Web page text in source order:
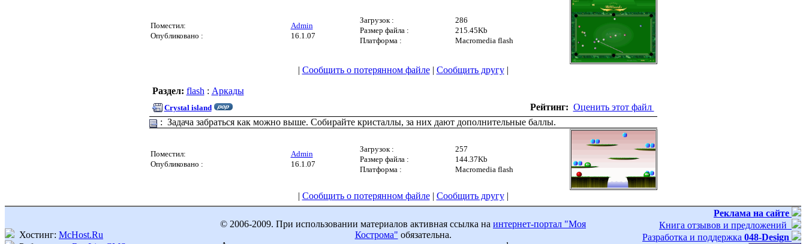
Поместил:
Admin
Опубликовано :
16.1.07
Загрузок :
286
Размер файла :
215.45Kb
Платформа :
Macromedia flash
| Сообщить о потерянном файле| Сообщить другу|
Раздел: flash : Аркады
Crystal island Рейтинг: Оценить этот файл
: Задача забраться как можно выше. Собирайте кристаллы, за них дают дополнительные баллы.
Поместил:
Admin
Опубликовано :
16.1.07
Загрузок :
257
Размер файла :
144.37Kb
Платформа :
Macromedia flash
| Сообщить о потерянном файле| Сообщить другу|
Хостинг: McHost.Ru
© 2006-2009. При использовании материалов активная ссылка на интернет-портал "Моя
Кострома" обязательна.
Реклама на сайте
Книга отзывов и предложений
Разработка и поддержка 048-Design